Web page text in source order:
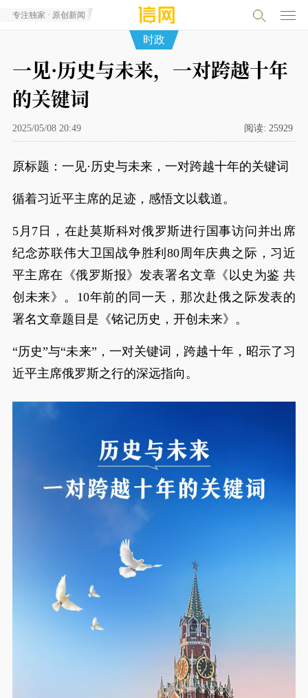
专注独家 · 原创新闻
时政
一见·历史与未来，一对跨越十年
的关键词
2025/05/08 20:49 阅读: 25929
原标题：一见·历史与未来，一对跨越十年的关键词
循着习近平主席的足迹，感悟文以载道。
5月7日，在赴莫斯科对俄罗斯进行国事访问并出席
纪念苏联伟大卫国战争胜利80周年庆典之际，习近
平主席在《俄罗斯报》发表署名文章《以史为鉴 共
创未来》。10年前的同一天，那次赴俄之际发表的
署名文章题目是《铭记历史，开创未来》。
“历史”与“未来”，一对关键词，跨越十年，昭示了习
近平主席俄罗斯之行的深远指向。